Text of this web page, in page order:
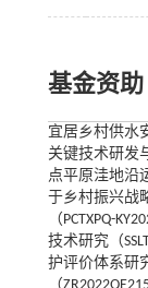
基金资助
宜居乡村供水
关键技术研发
点平原洼地沿
于乡村振兴战
（PCTXPQ-
技术研究（
护评价体系研